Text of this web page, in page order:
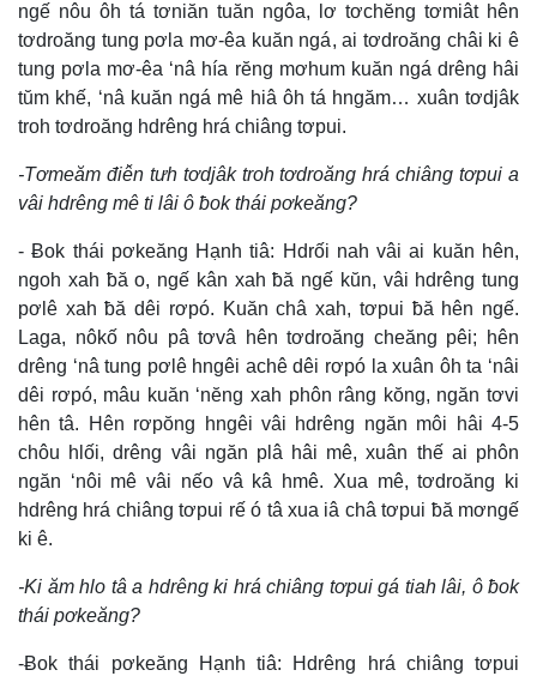
ngế nôu ôh tá tơniăn tuăn ngôa, lơ tơchĕng tơmiât hên
tơdroăng tung pơla mơ-êa kuăn ngá, ai tơdroăng châi ki ê
tung pơla mơ-êa ‘nâ hía rĕng mơhum kuăn ngá drêng hâi
tŭm khế, ‘nâ kuăn ngá mê hiâ ôh tá hngăm… xuân tơdjâk
troh tơdroăng hdrêng hrá chiâng tơpui.
-Tơmeăm điê̆n tưh tơdjâk troh tơdroăng hrá chiâng tơpui a
vâi hdrêng mê ti lâi ô ƀok thái pơkeăng?
- Ƀok thái pơkeăng Hạnh tiâ: Hdrối nah vâi ai kuăn hên,
ngoh xah ƀă o, ngế kân xah ƀă ngế kŭn, vâi hdrêng tung
pơlê xah ƀă dêi rơpó. Kuăn châ xah, tơpui ƀă hên ngế.
Laga, nôkố nôu pâ tơvâ hên tơdroăng cheăng pêi; hên
drêng ‘nâ tung pơlê hngêi achê dêi rơpó la xuân ôh ta ‘nâi
dêi rơpó, mâu kuăn ‘nĕng xah phôn râng kŏng, ngăn tơvi
hên tâ. Hên rơpŏng hngêi vâi hdrêng ngăn môi hâi 4-5
chôu hlối, drêng vâi ngăn plâ hâi mê, xuân thế ai phôn
ngăn ‘nôi mê vâi nếo vâ kâ hmê. Xua mê, tơdroăng ki
hdrêng hrá chiâng tơpui rế ó tâ xua iâ châ tơpui ƀă mơngế
ki ê.
-Ki ăm hlo tâ a hdrêng ki hrá chiâng tơpui gá tiah lâi, ô ƀok
thái pơkeăng?
-Ƀok thái pơkeăng Hạnh tiâ: Hdrêng hrá chiâng tơpui